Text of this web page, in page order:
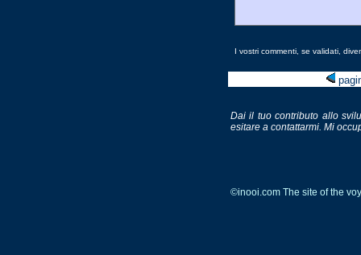
I vostri commenti, se validati,
Dai il tuo contributo allo
esitare a contattarmi. Mi
©inooi.com The site of the